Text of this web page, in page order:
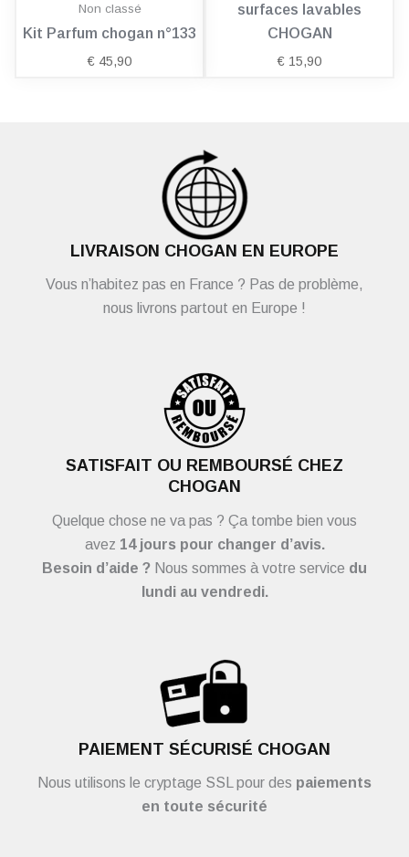
Non classé
Kit Parfum chogan n°133
€ 45,90
surfaces lavables
CHOGAN
€ 15,90
LIVRAISON CHOGAN EN EUROPE
Vous n’habitez pas en France ? Pas de problème,
nous livrons partout en Europe !
SATISFAIT OU REMBOURSÉ CHEZ
CHOGAN
Quelque chose ne va pas ? Ça tombe bien vous
avez 14 jours pour changer d’avis.
Besoin d’aide ? Nous sommes à votre service du
lundi au vendredi.
PAIEMENT SÉCURISÉ CHOGAN
Nous utilisons le cryptage SSL pour des paiements
en toute sécurité